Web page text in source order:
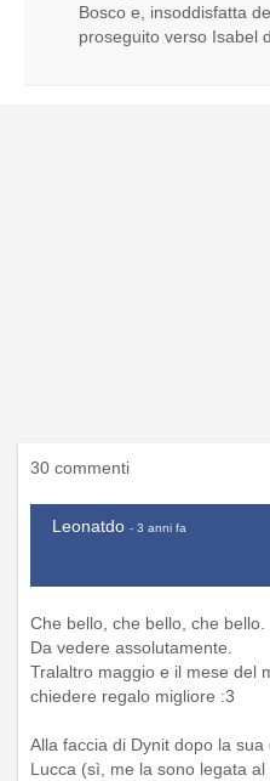
Bosco e, insoddisfatta
proseguito verso Isabel
30 commenti
Leonatdo - 3 anni fa
Che bello, che bello, che bello.
Da vedere assolutamente.
Tralaltro maggio e il mese del
chiedere regalo migliore :3
Alla faccia di Dynit dopo la
Lucca (sì, me la sono legata al